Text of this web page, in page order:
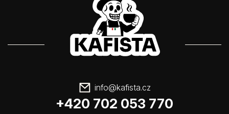
info@kafista.cz
+420 702 053 770